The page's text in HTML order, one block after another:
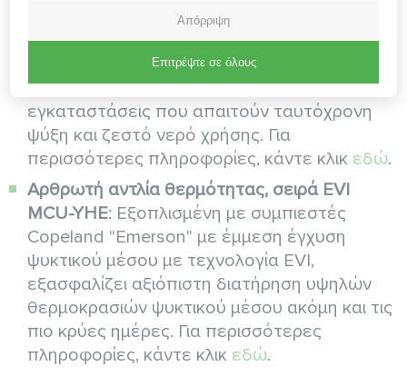
προς το περιβάλλον ψυκτικό μέσο R410A και
υποστηρίζει διάφορες λειτουργίες: ψύξη,
ψύξη + ανάκτηση θερμότητας, θέρμανση και
ζεστό νερό χρήσης. Ιδανική για
εγκαταστάσεις που απαιτούν ταυτόχρονη
ψύξη και ζεστό νερό χρήσης. Για
περισσότερες πληροφορίες, κάντε κλικ εδώ.
Αρθρωτή αντλία θερμότητας, σειρά EVI
MCU-YHE: Εξοπλισμένη με συμπιεστές
Copeland "Emerson" με έμμεση έγχυση
ψυκτικού μέσου με τεχνολογία EVI,
εξασφαλίζει αξιόπιστη διατήρηση υψηλών
θερμοκρασιών ψυκτικού μέσου ακόμη και τις
πιο κρύες ημέρες. Για περισσότερες
πληροφορίες, κάντε κλικ εδώ.
Απόρριψη
Επιτρέψτε σε όλους